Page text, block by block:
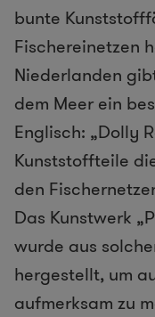
bunte
Fischereinetzen
Niederlanden
dem Meer ein
Englisch: „Dolly
Kunststoffteile
den
Das Kunstwerk
wurde aus
hergestellt, um
aufmerksam zu